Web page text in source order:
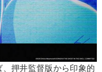
、押井監督版から印象的